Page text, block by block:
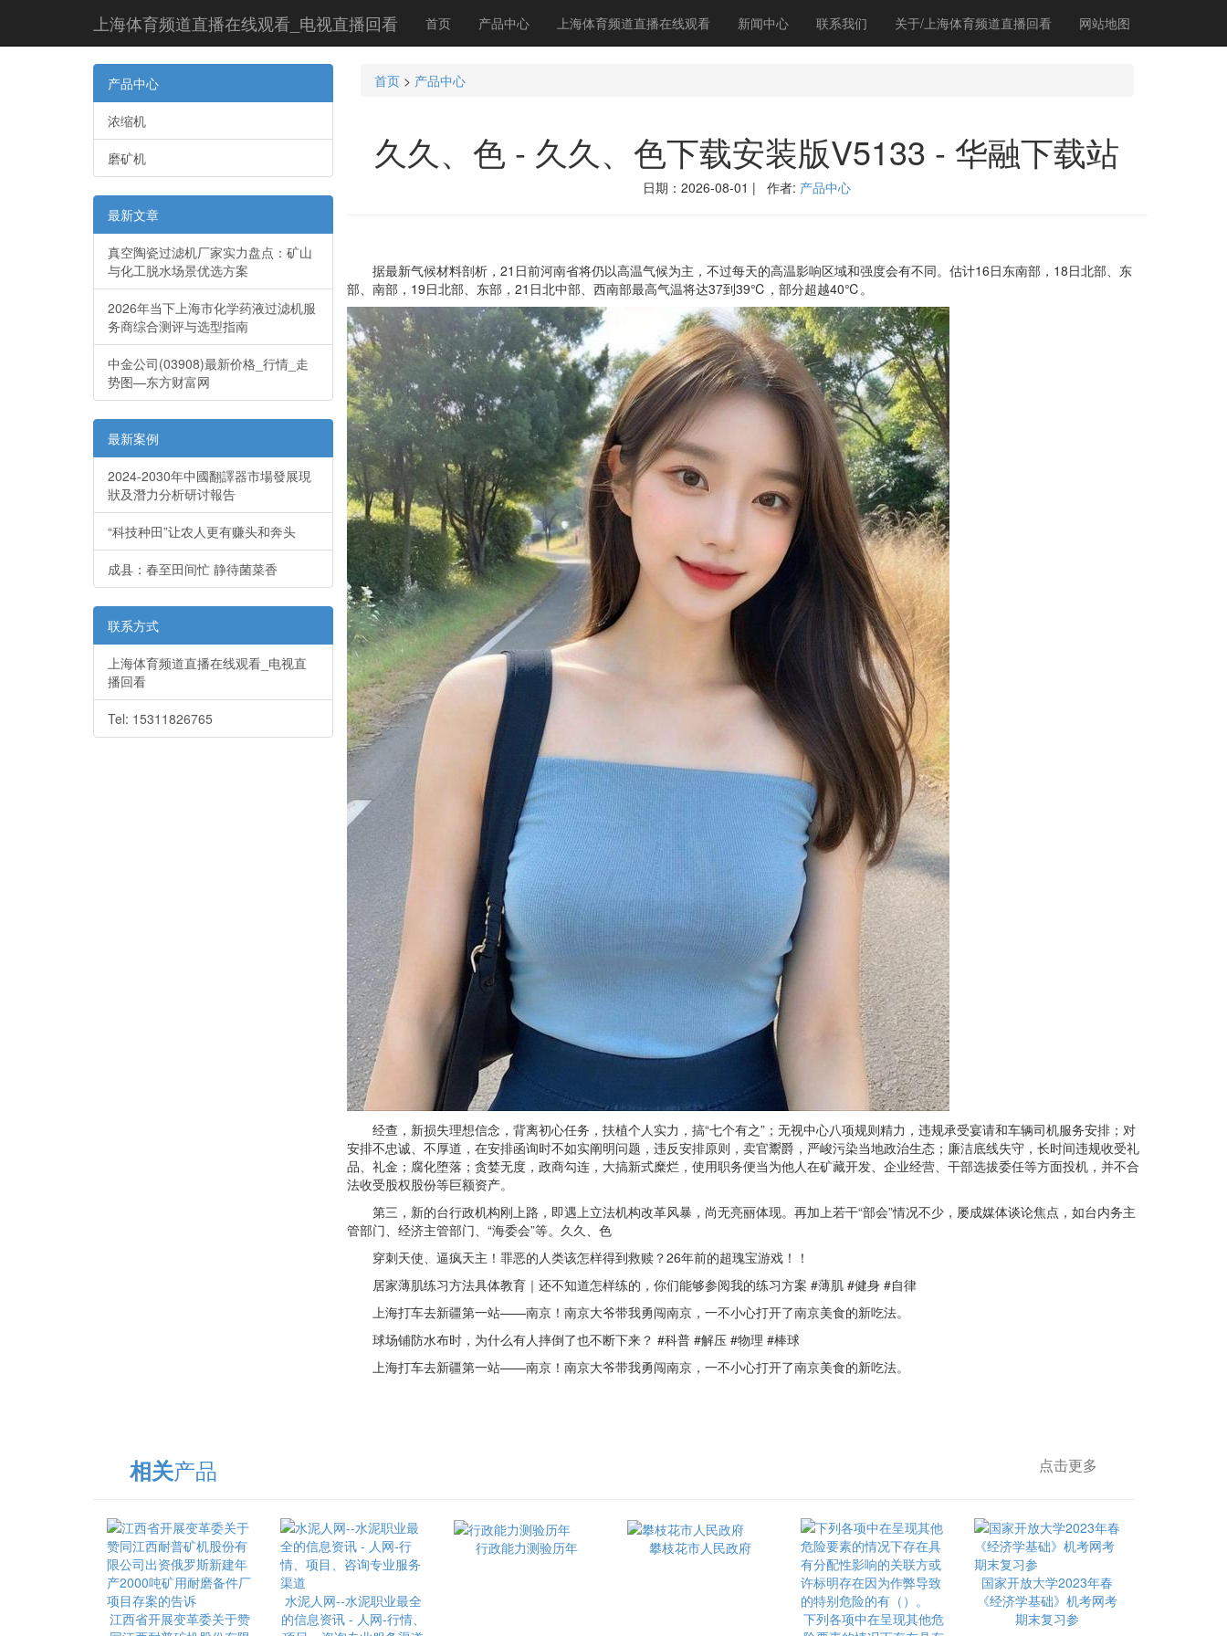
上海体育频道直播在线观看_电视直播回看 首页 产品中心 上海体育频道直播在线观看 新闻中心 联系我们 关于/上海体育频道直播回看 网站地图
产品中心
浓缩机
磨矿机
最新文章
真空陶瓷过滤机厂家实力盘点：矿山
与化工脱水场景优选方案
2026年当下上海市化学药液过滤机服
务商综合测评与选型指南
中金公司(03908)最新价格_行情_走
势图—东方财富网
最新案例
2024-2030年中國翻譯器市場發展現
狀及潛力分析研讨報告
“科技种田”让农人更有赚头和奔头
成县：春至田间忙 静待菌菜香
联系方式
上海体育频道直播在线观看_电视直
播回看
Tel: 15311826765
首页> 产品中心
久久、色 - 久久、色下载安装版V5133 - 华融下载站
日期：2026-08-01 | 作者: 产品中心
据最新气候材料剖析，21日前河南省将仍以高温气候为主，不过每天的高温影响区域和强度会有不同。估计16日东南部，18日北部、东
部、南部，19日北部、东部，21日北中部、西南部最高气温将达37到39℃，部分超越40℃。
经查，新损失理想信念，背离初心任务，扶植个人实力，搞“七个有之”；无视中心八项规则精力，违规承受宴请和车辆司机服务安排；对
安排不忠诚、不厚道，在安排函询时不如实阐明问题，违反安排原则，卖官鬻爵，严峻污染当地政治生态；廉洁底线失守，长时间违规收受礼
品、礼金；腐化堕落；贪婪无度，政商勾连，大搞新式糜烂，使用职务便当为他人在矿藏开发、企业经营、干部选拔委任等方面投机，并不合
法收受股权股份等巨额资产。
第三，新的台行政机构刚上路，即遇上立法机构改革风暴，尚无亮丽体现。再加上若干“部会”情况不少，屡成媒体谈论焦点，如台内务主
管部门、经济主管部门、“海委会”等。久久、色
穿刺天使、逼疯天主！罪恶的人类该怎样得到救赎？26年前的超瑰宝游戏！！
居家薄肌练习方法具体教育｜还不知道怎样练的，你们能够参阅我的练习方案 #薄肌 #健身 #自律
上海打车去新疆第一站——南京！南京大爷带我勇闯南京，一不小心打开了南京美食的新吃法。
球场铺防水布时，为什么有人摔倒了也不断下来？ #科普 #解压 #物理 #棒球
上海打车去新疆第一站——南京！南京大爷带我勇闯南京，一不小心打开了南京美食的新吃法。
相关产品 点击更多
江西省开展变革委关于赞
水泥人网--水泥职业最全
的信息资讯 - 人网-行情、
行政能力测验历年 攀枝花市人民政府
下列各项中在呈现其他危
国家开放大学2023年春
《经济学基础》机考网考
期末复习参